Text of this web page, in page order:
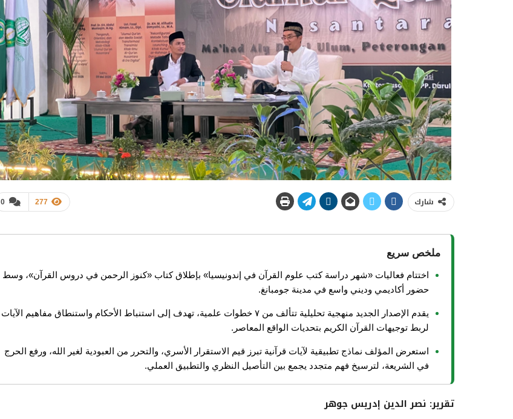
0 277 شارك
ملخص سريع
اختتام فعاليات «شهر دراسة كتب علوم القرآن في إندونيسيا» بإطلاق كتاب «كنوز الرحمن في دروس القرآن»، وسط
حضور أكاديمي وديني واسع في مدينة جومبانغ.
يقدم الإصدار الجديد منهجية تحليلية تتألف من ٧ خطوات علمية، تهدف إلى استنباط الأحكام واستنطاق مفاهيم الآيات
لربط توجيهات القرآن الكريم بتحديات الواقع المعاصر.
استعرض المؤلف نماذج تطبيقية لآيات قرآنية تبرز قيم الاستقرار الأسري، والتحرر من العبودية لغير الله، ورفع الحرج
في الشريعة، لترسيخ فهم متجدد يجمع بين التأصيل النظري والتطبيق العملي.
تقرير: نصر الدين إدريس جوهر